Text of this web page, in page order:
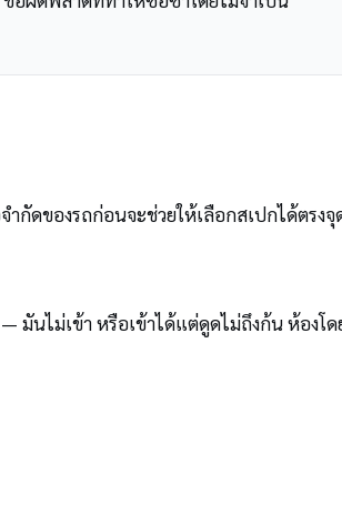
กัดของรถก่อนจะช่วยให้เลือกสเปกได้ตรงจุ
นไม่เข้า หรือเข้าได้แต่ดูดไม่ถึงก้น ห้องโ